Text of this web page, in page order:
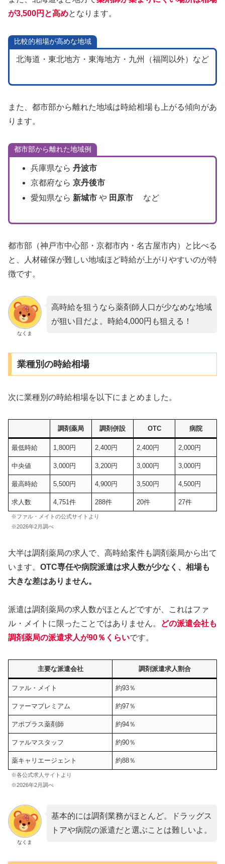
が3,500円と高めとなります。
比較的相場が高めな地域
北海道・東北地方・東海地方・九州（福岡以外）など
また、都市部から離れた地域は時給相場も上がる傾向があ
ります。
都市部から離れた地域例
兵庫県なら 丹波市
京都府なら 京丹後市
愛知県なら 新城市や 田原市など
都市部（神戸市中心部・京都市内・名古屋市内）と比べる
と、人材確保が難しい地域ほど時給が上がりやすいのが特
徴です。
なくま
高時給を狙うなら薬剤師人口が少なめな地域
が狙い目だよ。時給4,000円も狙える！
業種別の時給相場
次に業種別の時給相場を以下にまとめました。
調剤薬局 調剤併設 OTC 病院
最低時給 1,800円 2,400円 2,400円 2,000円
中央値 3,000円 3,200円 3,000円 3,000円
最高時給 5,500円 4,900円 3,500円 4,500円
求人数 4,751件 288件 20件 27件
※ファル・メイトの公式サイトより
※2026年2月調べ
大半は調剤薬局の求人で、高時給案件も調剤薬局から出て
います。 OTC専任や病院派遣は求人数が少なく、相場も
大きな差はありません。
派遣は調剤薬局の求人数がほとんどですが、これはファ
ル・メイトに限ったことではありません。
どの派遣会社も
調剤薬局の派遣求人が90％くらいです。
主要な派遣会社 調剤派遣求人割合
ファル・メイト 約93％
ファーマプレミアム 約97％
アポプラス薬剤師 約94％
ファルマスタッフ 約90％
薬キャリエージェント 約88％
※各公式求人サイトより
※2026年2月調べ
なくま
基本的には調剤業務がほとんど。ドラッグス
トアや病院の派遣だと選ぶことは難しいよ。